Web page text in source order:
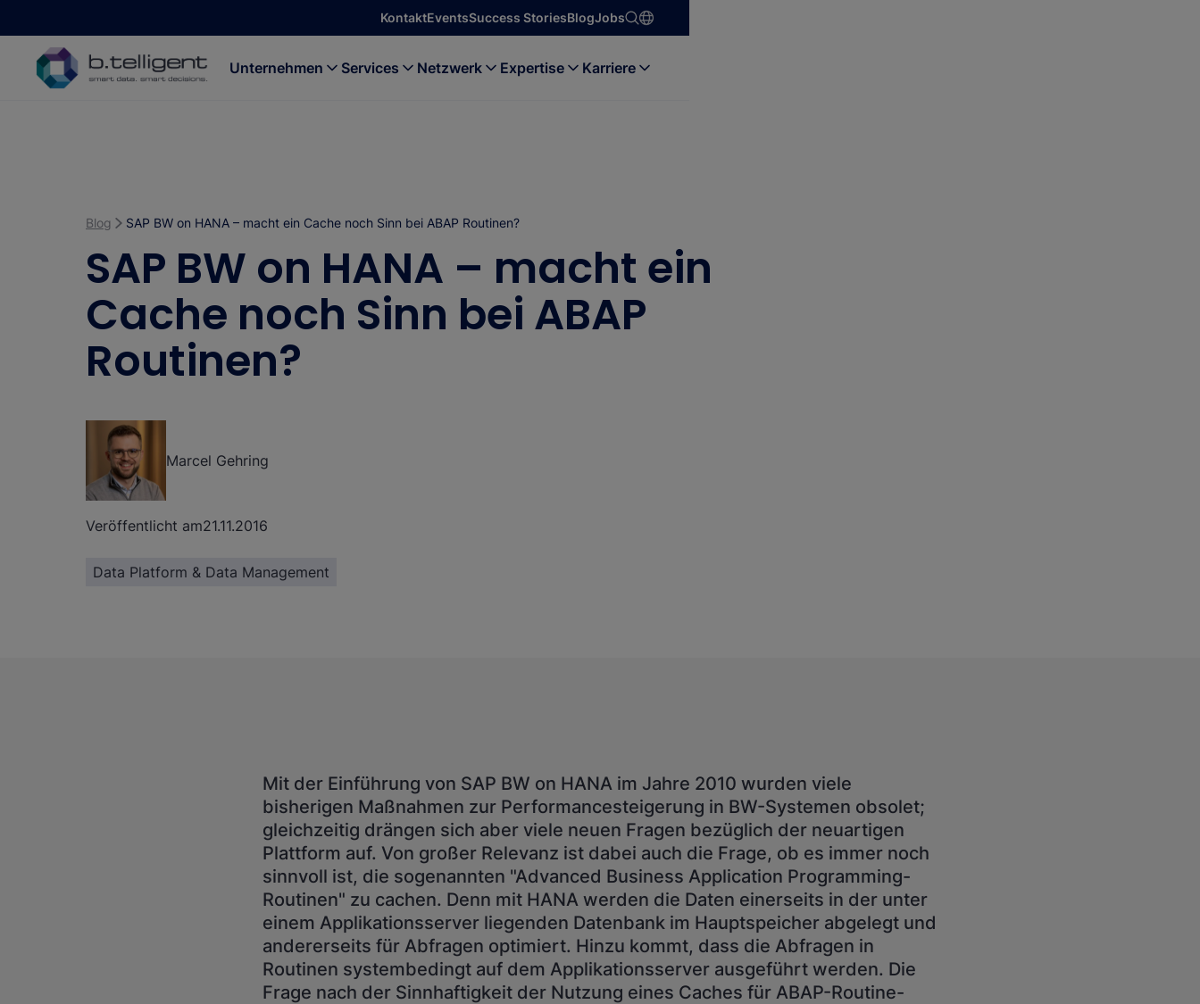
KontaktEventsSuccess StoriesBlogJobs
Unternehmen Services Netzwerk Expertise Karriere
Blog SAP BW on HANA – macht ein Cache noch Sinn bei ABAP Routinen?
SAP BW on HANA – macht ein
Cache noch Sinn bei ABAP
Routinen?
Marcel Gehring
Veröffentlicht am21.11.2016
Data Platform & Data Management
Mit der Einführung von SAP BW on HANA im Jahre 2010 wurden viele
bisherigen Maßnahmen zur Performancesteigerung in BW-Systemen obsolet;
gleichzeitig drängen sich aber viele neuen Fragen bezüglich der neuartigen
Plattform auf. Von großer Relevanz ist dabei auch die Frage, ob es immer noch
sinnvoll ist, die sogenannten "Advanced Business Application Programming-
Routinen" zu cachen. Denn mit HANA werden die Daten einerseits in der unter
einem Applikationsserver liegenden Datenbank im Hauptspeicher abgelegt und
andererseits für Abfragen optimiert. Hinzu kommt, dass die Abfragen in
Routinen systembedingt auf dem Applikationsserver ausgeführt werden. Die
Frage nach der Sinnhaftigkeit der Nutzung eines Caches für ABAP-Routine-